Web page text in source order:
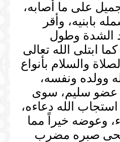
على ما أصابه،
بابنيه، وأقر
الشدة وطول
ابتلى الله تعالى
والسلام بأنواع
وولده ونفسه،
عضو سليم، سوى
الله دعاءه،
وعوضه خيراً مما
صبره مضرب